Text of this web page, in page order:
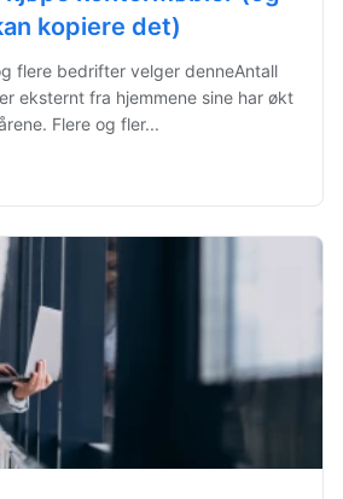
kopiere det)
flere bedrifter velger denneAntall
eksternt fra hjemmene sine har økt
Flere og fler...